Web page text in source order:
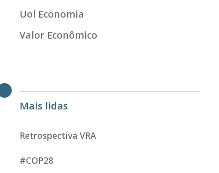
Uol Economia
Valor Econômico
Mais lidas
Retrospectiva VRA
#COP28